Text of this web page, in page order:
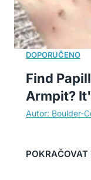
Find
Armpit?